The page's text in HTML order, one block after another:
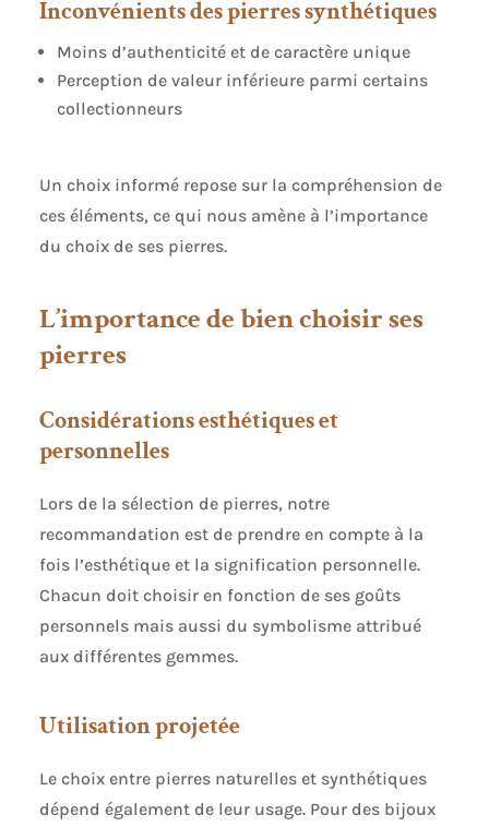
Inconvénients des pierres synthétiques
Moins d’authenticité et de caractère unique
Perception de valeur inférieure parmi certains
collectionneurs
Un choix informé repose sur la compréhension de
ces éléments, ce qui nous amène à l’importance
du choix de ses pierres.
L’importance de bien choisir ses
pierres
Considérations esthétiques et
personnelles
Lors de la sélection de pierres, notre
recommandation est de prendre en compte à la
fois l’esthétique et la signification personnelle.
Chacun doit choisir en fonction de ses goûts
personnels mais aussi du symbolisme attribué
aux différentes gemmes.
Utilisation projetée
Le choix entre pierres naturelles et synthétiques
dépend également de leur usage. Pour des bijoux